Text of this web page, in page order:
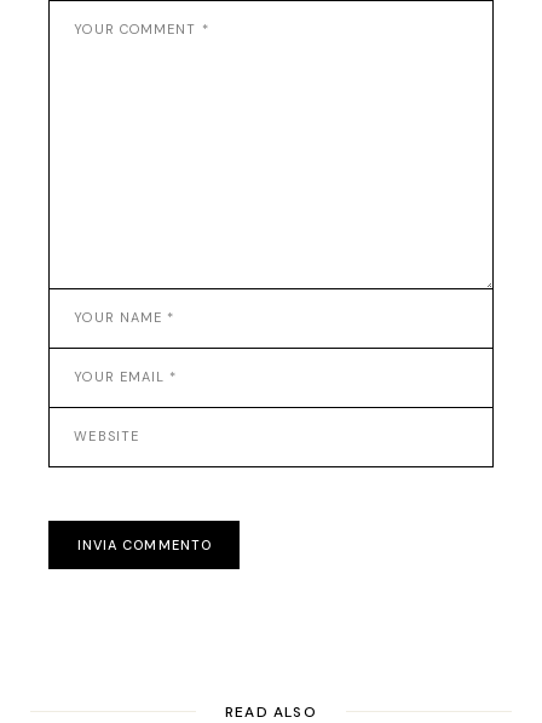
INVIA COMMENTO
READ ALSO